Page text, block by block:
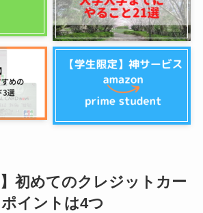
】初めてのクレジットカー
ポイントは4つ